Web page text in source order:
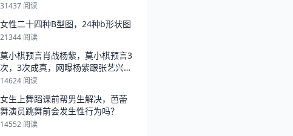
31437 阅读
女性二十四种B型图，24种b形状图
21344 阅读
莫小棋预言肖战杨紫，莫小棋预言3
次，3次成真，网曝杨紫跟张艺兴在
一起，
14624 阅读
女生上舞蹈课前帮男生解决，芭蕾
舞演员跳舞前会发生性行为吗？
14552 阅读